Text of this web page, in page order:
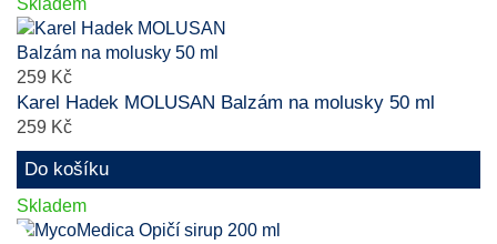
Skladem
259 Kč
Karel Hadek MOLUSAN Balzám na molusky 50 ml
259 Kč
Do košíku
Skladem